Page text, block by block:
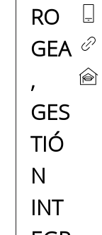
RO
GEA
,
GES
TIÓ
N
INT